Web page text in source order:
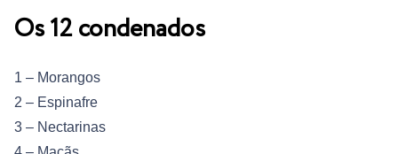
Os 12 condenados
1 – Morangos
2 – Espinafre
3 – Nectarinas